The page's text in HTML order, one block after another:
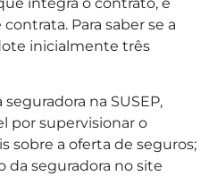
Para saber se a
inicialmente três
na SUSEP,
por supervisionar o
sobre a oferta de seguros;
da seguradora no site